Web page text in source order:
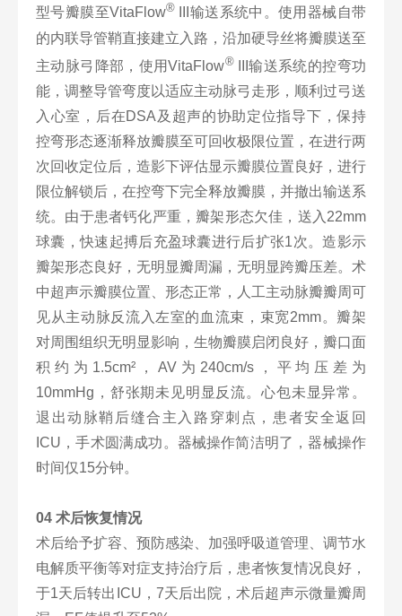
型号瓣膜至VitaFlow®
III输送系统中。使用器械自带
的内联导管鞘直接建立入路，沿加硬导丝将瓣膜送至
主动脉弓降部，使用VitaFlow®
III输送系统的控弯功
能，调整导管弯度以适应主动脉弓走形，顺利过弓送
入心室，后在DSA及超声的协助定位指导下，保持
控弯形态逐渐释放瓣膜至可回收极限位置，在进行两
次回收定位后，造影下评估显示瓣膜位置良好，进行
限位解锁后，在控弯下完全释放瓣膜，并撤出输送系
统。由于患者钙化严重，瓣架形态欠佳，送入22mm
球囊，快速起搏后充盈球囊进行后扩张1次。造影示
瓣架形态良好，无明显瓣周漏，无明显跨瓣压差。术
中超声示瓣膜位置、形态正常，人工主动脉瓣瓣周可
见从主动脉反流入左室的血流束，束宽2mm。瓣架
对周围组织无明显影响，生物瓣膜启闭良好，瓣口面
积约为1.5cm²，AV为240cm/s，平均压差为
10mmHg，舒张期未见明显反流。心包未显异常。
退出动脉鞘后缝合主入路穿刺点，患者安全返回
ICU，手术圆满成功。器械操作简洁明了，器械操作
时间仅15分钟。
04 术后恢复情况
术后给予扩容、预防感染、加强呼吸道管理、调节水
电解质平衡等对症支持治疗后，患者恢复情况良好，
于1天后转出ICU，7天后出院，术后超声示微量瓣周